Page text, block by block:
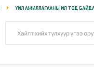
ҮЙЛ АЖИЛЛАГААНЫ ИЛ ТОД